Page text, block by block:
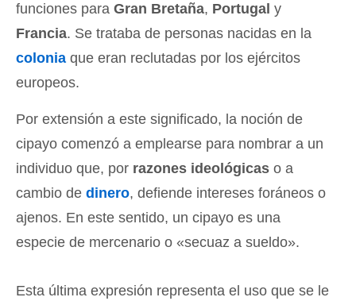
funciones para Gran Bretaña, Portugal y
Francia. Se trataba de personas nacidas en la
colonia que eran reclutadas por los ejércitos
europeos.
Por extensión a este significado, la noción de
cipayo comenzó a emplearse para nombrar a un
individuo que, por razones ideológicas o a
cambio de dinero, defiende intereses foráneos o
ajenos. En este sentido, un cipayo es una
especie de mercenario o «secuaz a sueldo».
Esta última expresión representa el uso que se le